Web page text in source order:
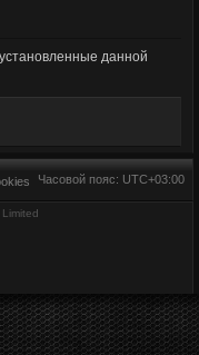
данной
Часовой пояс: UTC+03:00